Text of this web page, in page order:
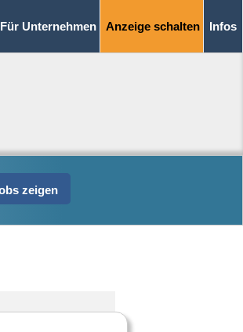
Für Unternehmen Anzeige schalten Infos